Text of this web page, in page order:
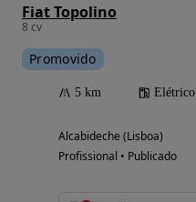
Fiat Topolino
8 cv
Promovido
5 km Elétrico
Alcabideche (Lisboa)
Profissional • Publicado